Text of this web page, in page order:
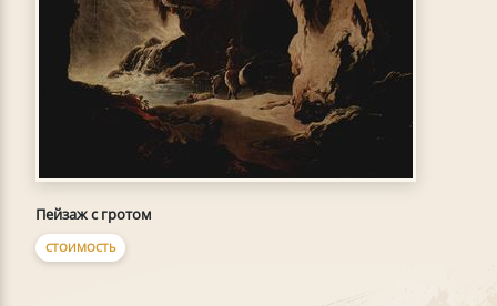
Пейзаж с гротом
СТОИМОСТЬ